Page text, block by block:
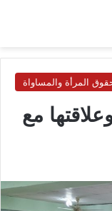
المرأة والمساواة
مع